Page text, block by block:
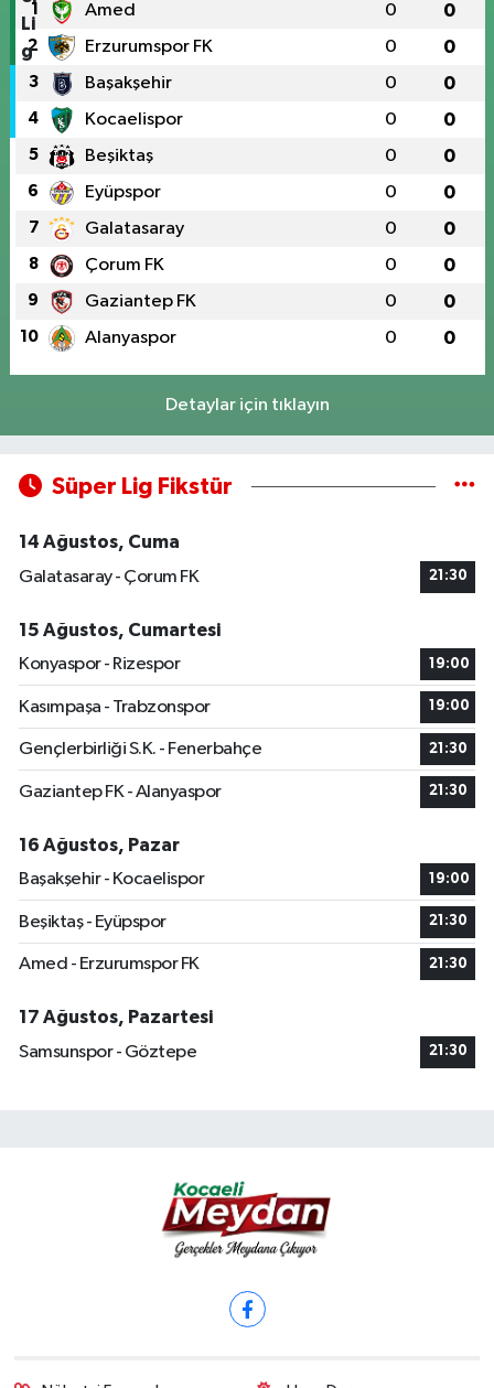
1 Amed 0 0
2 Erzurumspor FK 0 0
3 Başakşehir 0 0
4 Kocaelispor 0 0
5 Beşiktaş 0 0
6 Eyüpspor 0 0
7 Galatasaray 0 0
8 Çorum FK 0 0
9 Gaziantep FK 0 0
10 Alanyaspor 0 0
Detaylar için tıklayın
Süper Lig Fikstür
14 Ağustos, Cuma
Galatasaray - Çorum FK
21:30
15 Ağustos, Cumartesi
Konyaspor - Rizespor
19:00
Kasımpaşa - Trabzonspor 19:00
Gençlerbirliği S.K. - Fenerbahçe 21:30
Gaziantep FK - Alanyaspor 21:30
16 Ağustos, Pazar
Başakşehir - Kocaelispor
19:00
Beşiktaş - Eyüpspor 21:30
Amed - Erzurumspor FK 21:30
17 Ağustos, Pazartesi
Samsunspor - Göztepe
21:30